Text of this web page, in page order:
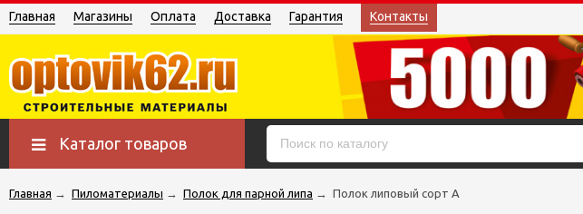
Главная Магазины Оплата Доставка Гарантия Контакты
Каталог товаров
Главная → Пиломатериалы → Полок для парной липа → Полок липовый сорт А